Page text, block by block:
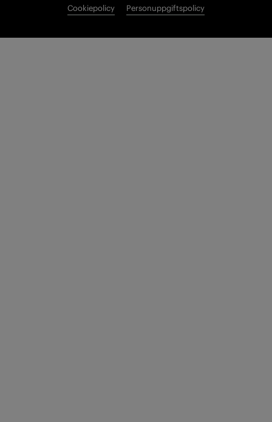
Cookiepolicy
Personuppgiftspolicy